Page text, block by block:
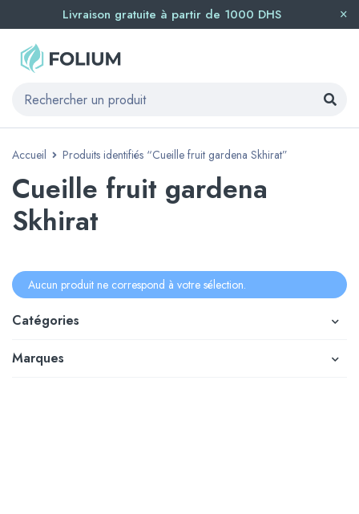
Livraison gratuite à partir de 1000 DHS
Accueil Produits identifiés “Cueille fruit gardena Skhirat”
Cueille fruit gardena
Skhirat
Catégories
Marques
Aucun produit ne correspond à votre sélection.